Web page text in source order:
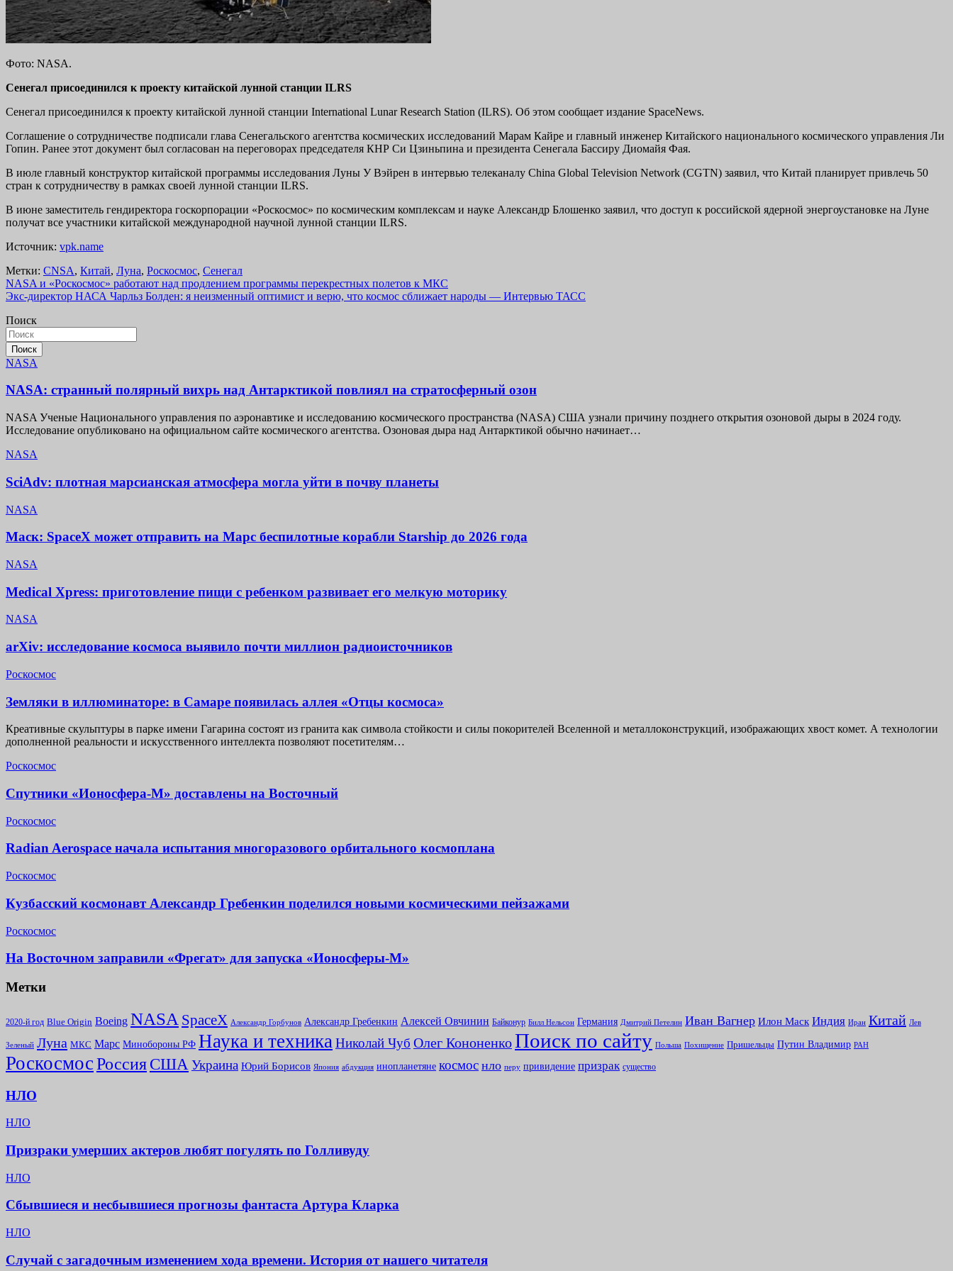
Фото: NASA.
Сенегал присоединился к проекту китайской лунной станции ILRS
Сенегал присоединился к проекту китайской лунной станции International Lunar Research Station (ILRS). Об этом сообщает издание SpaceNews.
Соглашение о сотрудничестве подписали глава Сенегальского агентства космических исследований Марам Кайре и главный инженер Китайского национального космического управления Ли
Гопин. Ранее этот документ был согласован на переговорах председателя КНР Си Цзиньпина и президента Сенегала Бассиру Диомайя Фая.
В июле главный конструктор китайской программы исследования Луны У Вэйрен в интервью телеканалу China Global Television Network (CGTN) заявил, что Китай планирует привлечь 50
стран к сотрудничеству в рамках своей лунной станции ILRS.
В июне заместитель гендиректора госкорпорации «Роскосмос» по космическим комплексам и науке Александр Блошенко заявил, что доступ к российской ядерной энергоустановке на Луне
получат все участники китайской международной научной лунной станции ILRS.
Источник: vpk.name
Метки: CNSA, Китай, Луна, Роскосмос, Сенегал
Навигация
по
записям
NASA и «Роскосмос» работают над продлением программы перекрестных полетов к МКС
Экс-директор НАСА Чарльз Болден: я неизменный оптимист и верю, что космос сближает народы — Интервью ТАСС
Поиск
Поиск
NASA
NASA: странный полярный вихрь над Антарктикой повлиял на стратосферный озон
NASA Ученые Национального управления по аэронавтике и исследованию космического пространства (NASA) США узнали причину позднего открытия озоновой дыры в 2024 году.
Исследование опубликовано на официальном сайте космического агентства. Озоновая дыра над Антарктикой обычно начинает…
NASA
SciAdv: плотная марсианская атмосфера могла уйти в почву планеты
NASA
Маск: SpaceX может отправить на Марс беспилотные корабли Starship до 2026 года
NASA
Medical Xpress: приготовление пищи с ребенком развивает его мелкую моторику
NASA
arXiv: исследование космоса выявило почти миллион радиоисточников
Роскосмос
Земляки в иллюминаторе: в Самаре появилась аллея «Отцы космоса»
Креативные скульптуры в парке имени Гагарина состоят из гранита как символа стойкости и силы покорителей Вселенной и металлоконструкций, изображающих хвост комет. А технологии
дополненной реальности и искусственного интеллекта позволяют посетителям…
Роскосмос
Спутники «Ионосфера-М» доставлены на Восточный
Роскосмос
Radian Aerospace начала испытания многоразового орбитального космоплана
Роскосмос
Кузбасский космонавт Александр Гребенкин поделился новыми космическими пейзажами
Роскосмос
На Восточном заправили «Фрегат» для запуска «Ионосферы-М»
Метки
2020-й год Blue Origin Boeing NASA SpaceX Александр Горбунов Александр Гребенкин Алексей Овчинин Байконур Билл Нельсон Германия Дмитрий Петелин Иван Вагнер Илон Маск Индия Иран Китай Лев
Зеленый Луна МКС Марс Минoбороны РФ Наука и техника Николай Чуб Олег КононенкоПоиск по сайту Польша Похищение Пришельцы Путин Владимир РАН
РоскосмосРоссияСША Украина Юрий Борисов Япония абдукция инопланетяне космос нло перу привидение призрак существо
НЛО
НЛО
Призраки умерших актеров любят погулять по Голливуду
НЛО
Сбывшиеся и несбывшиеся прогнозы фантаста Артура Кларка
НЛО
Случай с загадочным изменением хода времени. История от нашего читателя